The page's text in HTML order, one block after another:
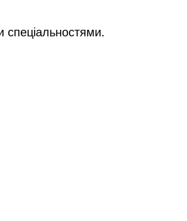
спеціальностями.